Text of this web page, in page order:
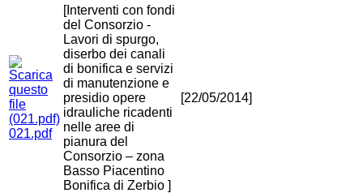
021.pdf
[Interventi con fondi
del Consorzio -
Lavori di spurgo,
diserbo dei canali
di bonifica e servizi
di manutenzione e
presidio opere
idrauliche ricadenti
nelle aree di
pianura del
Consorzio – zona
Basso Piacentino
Bonifica di Zerbio ]
[22/05/2014]